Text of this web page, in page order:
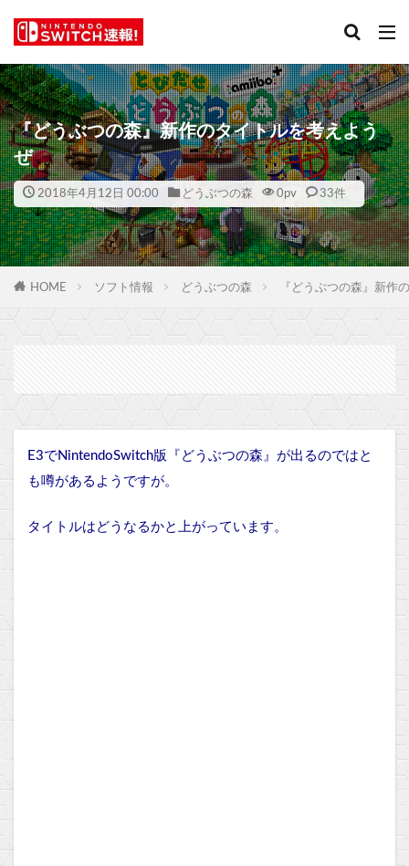
『どうぶつの森』新作のタイトルを考えよう
ぜ
2018年4月12日 00:00 どうぶつの森 0pv 33件
HOME ソフト情報 どうぶつの森 『どうぶつの森』新作
E3でNintendoSwitch版『どうぶつの森』が出るのではと
も噂があるようですが。
タイトルはどうなるかと上がっています。